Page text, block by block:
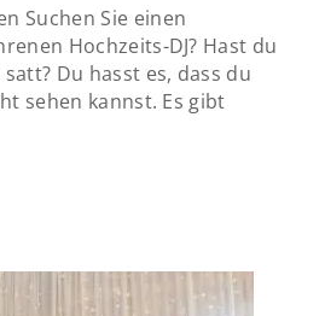
Suchen Sie einen
Hochzeits-DJ? Hast du
Du hasst es, dass du
sehen kannst. Es gibt